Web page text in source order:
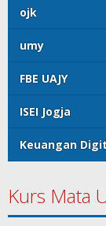
ojk
umy
FBE UAJY
ISEI Jogja
Keuangan
Kurs Mata